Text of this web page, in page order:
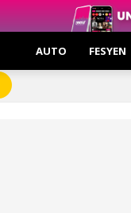
AUTO FESYEN